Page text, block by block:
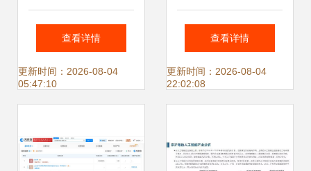
break语句在人工
智能应用软件开发
查看详情
更新时间：2026-08-04
05:47:10
能行业市场现状与
竞争格局分析 智能
为主要产品
查看详情
更新时间：2026-08-04
22:02:08